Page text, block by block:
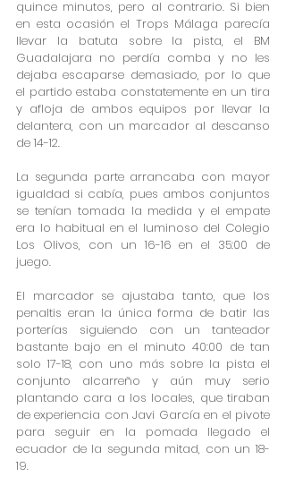
quince minutos, pero al contrario. Si bien
en esta ocasión el Trops Málaga parecía
llevar la batuta sobre la pista, el BM
Guadalajara no perdía comba y no les
dejaba escaparse demasiado, por lo que
el partido estaba constatemente en un tira
y afloja de ambos equipos por llevar la
delantera, con un marcador al descanso
de 14-12.
La segunda parte arrancaba con mayor
igualdad si cabía, pues ambos conjuntos
se tenían tomada la medida y el empate
era lo habitual en el luminoso del Colegio
Los Olivos, con un 16-16 en el 35:00 de
juego.
El marcador se ajustaba tanto, que los
penaltis eran la única forma de batir las
porterías siguiendo con un tanteador
bastante bajo en el minuto 40:00 de tan
solo 17-18, con uno más sobre la pista el
conjunto alcarreño y aún muy serio
plantando cara a los locales, que tiraban
de experiencia con Javi García en el pivote
para seguir en la pomada llegado el
ecuador de la segunda mitad, con un 18-
19.